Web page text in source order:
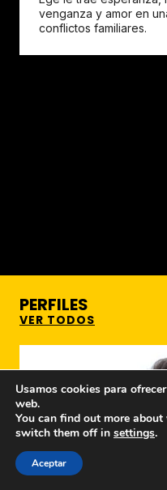
venganza y amor en
conflictos familiares.
PERFILES
VER TODOS
Usamos cookies para
web.
You can find out more
switch them off in settings.
Aceptar